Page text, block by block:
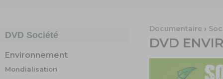
DVD Société
Environnement
Mondialisation
Documentaire ›
DVD